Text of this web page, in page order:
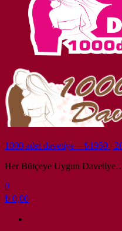
1000 adet davetiye – ₺1950 |
Her Bütçeye Uygun
0
₺ 0,00